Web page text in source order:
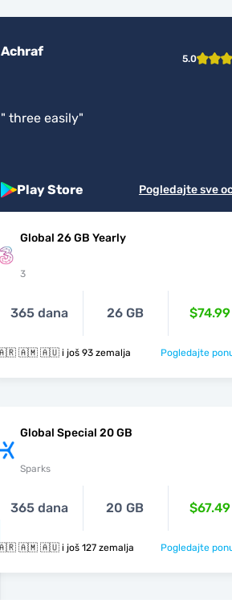
Achraf 5.0
" three easily"
Play Store Pogledajte sve
Global 26 GB Yearly
3
365 dana 26 GB $74.99
🇦🇷 🇦🇲 🇦🇺 i još 93 zemalja Pogledajte
Global Special 20 GB
Sparks
365 dana 20 GB $67.49
🇦🇷 🇦🇲 🇦🇺 i još 127 zemalja Pogledajte